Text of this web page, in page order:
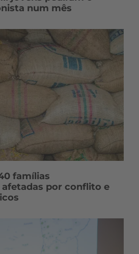
num mês
famílias
por conflito e